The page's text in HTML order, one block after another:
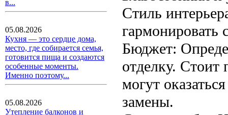
в...
05.08.2026
Кухня — это сердце дома,
место, где собирается семья,
готовится пища и создаются
особенные моменты.
Именно поэтому...
05.08.2026
Утепление балконов и
Стиль
Бюджет:
отделку.
могут
замены.